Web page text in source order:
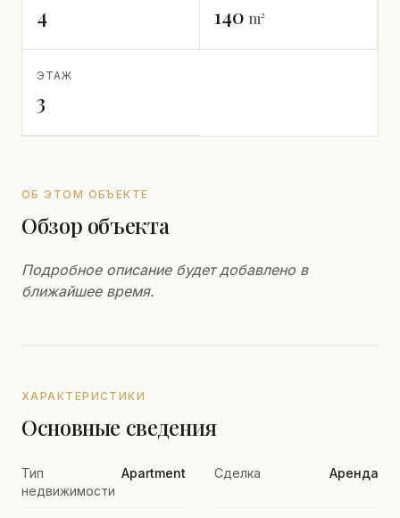
4 140 m²
ЭТАЖ
3
ОБ ЭТОМ ОБЪЕКТЕ
Обзор объекта
Подробное описание будет добавлено в
ближайшее время.
ХАРАКТЕРИСТИКИ
Основные сведения
Тип
недвижимости
Apartment Сделка Аренда